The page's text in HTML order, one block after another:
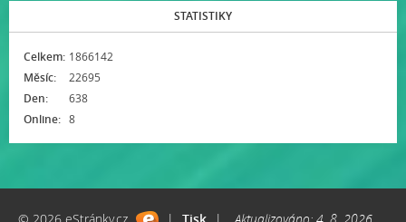
STATISTIKY
Online: 8
Celkem: 1866142
Měsíc:
22695
Den:
638
© 2026 eStránky.cz | Tisk | Aktualizováno: 4. 8. 2026